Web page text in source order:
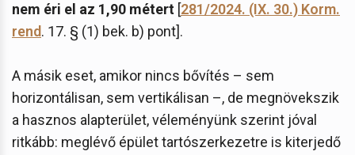
nem éri el az 1,90 métert [281/2024. (IX. 30.) Korm.
rend. 17. § (1) bek. b) pont].
A másik eset, amikor nincs bővítés – sem
horizontálisan, sem vertikálisan –, de megnövekszik
a hasznos alapterület, véleményünk szerint jóval
ritkább: meglévő épület tartószerkezetre is kiterjedő